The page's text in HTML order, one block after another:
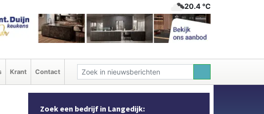
20.4 ℃
Krant Contact
Zoek een bedrijf in Langedijk: